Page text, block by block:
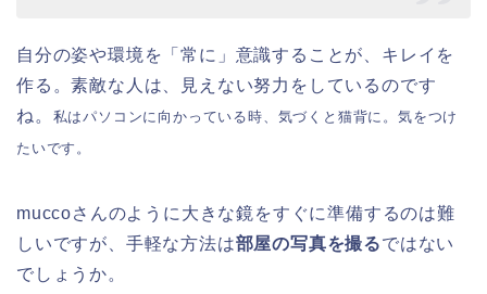
自分の姿や環境を「常に」意識することが、キレイを
作る。素敵な人は、見えない努力をしているのです
ね。 私はパソコンに向かっている時、気づくと猫背に。気をつけ
たいです。
muccoさんのように大きな鏡をすぐに準備するのは難
しいですが、手軽な方法は部屋の写真を撮るではない
でしょうか。